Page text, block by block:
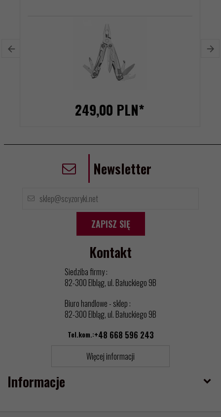
249,00 PLN*
Informacje
Newsletter
ZAPISZ SIĘ
Kontakt
Siedziba firmy :
82-300 Elbląg, ul. Bałuckiego 9B
Biuro handlowe - sklep :
82-300 Elbląg, ul. Bałuckiego 9B
Tel.kom.:+48 668 596 243
Więcej informacji